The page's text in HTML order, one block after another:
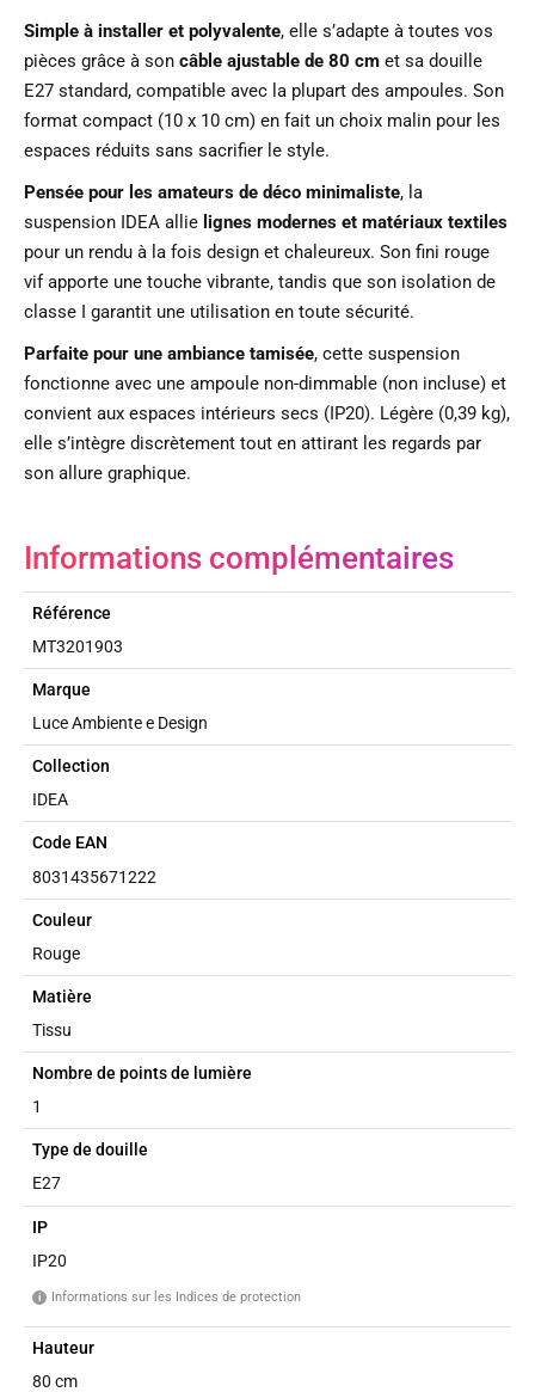
Simple à installer et polyvalente, elle s’adapte à toutes vos
pièces grâce à son câble ajustable de 80 cm et sa douille
E27 standard, compatible avec la plupart des ampoules. Son
format compact (10 x 10 cm) en fait un choix malin pour les
espaces réduits sans sacrifier le style.
Pensée pour les amateurs de déco minimaliste, la
suspension IDEA allie lignes modernes et matériaux textiles
pour un rendu à la fois design et chaleureux. Son fini rouge
vif apporte une touche vibrante, tandis que son isolation de
classe I garantit une utilisation en toute sécurité.
Parfaite pour une ambiance tamisée, cette suspension
fonctionne avec une ampoule non-dimmable (non incluse) et
convient aux espaces intérieurs secs (IP20). Légère (0,39 kg),
elle s’intègre discrètement tout en attirant les regards par
son allure graphique.
Informations complémentaires
Référence
MT3201903
Marque
Luce Ambiente e Design
Collection
IDEA
Code EAN
8031435671222
Couleur
Rouge
Matière
Tissu
Nombre de points de lumière
1
Type de douille
E27
IP
IP20
i Informations sur les Indices de protection
Hauteur
80 cm